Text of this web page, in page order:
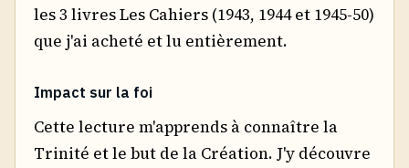
les 3 livres Les Cahiers (1943, 1944 et 1945-50)
que j'ai acheté et lu entièrement.
Impact sur la foi
Cette lecture m'apprends à connaître la
Trinité et le but de la Création. J'y découvre